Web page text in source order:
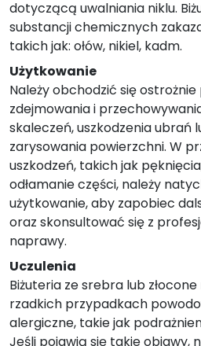
dotyczącą uwalniania niklu.
substancji chemicznych
takich jak: ołów, nikiel, kadm.
Użytkowanie
Należy obchodzić się ostrożnie
zdejmowania i
skaleczeń, uszkodzenia ubrań
zarysowania powierzchni. W
uszkodzeń, takich jak
odłamanie części, należy
użytkowanie, aby zapobiec
oraz skonsultować się z
naprawy.
Uczulenia
Biżuteria ze srebra lub
rzadkich przypadkach
alergiczne, takie jak
Jeśli pojawią się takie objawy,